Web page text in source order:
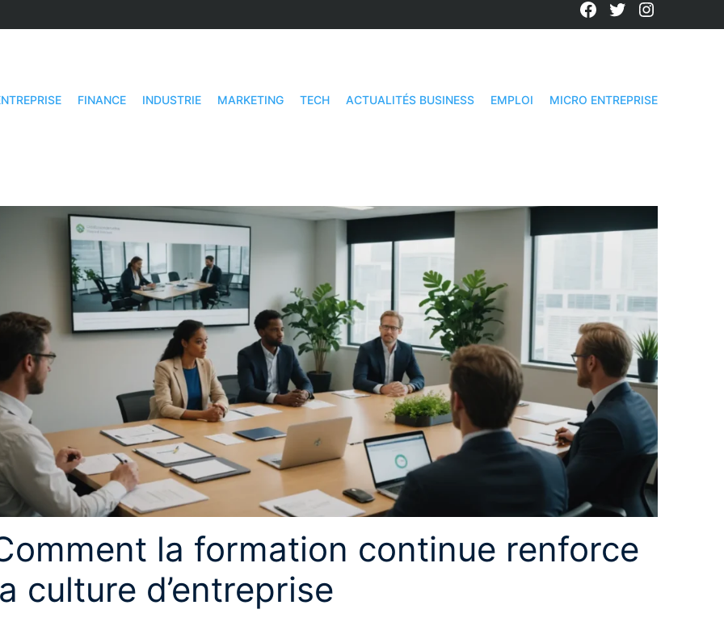
Facebook
Twitter
FINANCE INDUSTRIE MARKETING TECH ACTUALITÉS BUSINESS EMPLOI MICRO ENTREPRISE
la formation continue renforce
culture d’entreprise